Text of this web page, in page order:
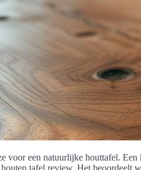
voor een natuurlijke houttafel.